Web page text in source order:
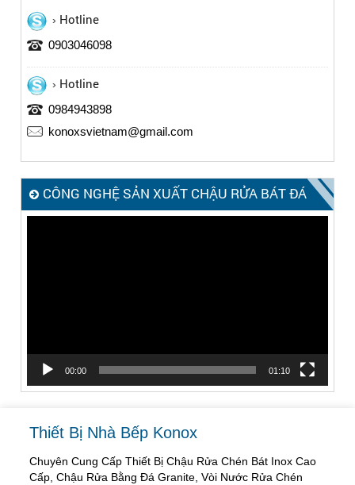
Hotline
0903046098
Hotline
0984943898
konoxsvietnam@gmail.com
CÔNG NGHỆ SẢN XUẤT CHẬU RỬA BÁT ĐÁ
00:00 01:10
Thiết Bị Nhà Bếp Konox
Chuyên Cung Cấp Thiết Bị Chậu Rửa Chén Bát Inox Cao
Cấp, Chậu Rửa Bằng Đá Granite, Vòi Nước Rửa Chén